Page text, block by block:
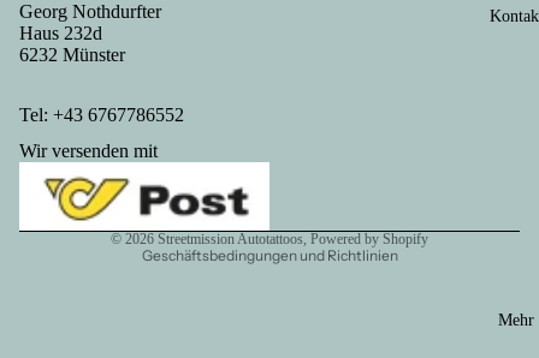
Mehr
Georg Nothdurfter
Haus 232d
6232 Münster
Tel: +43 6767786552
Wir versenden mit
© 2026 Streetmission Autotattoos, Powered by Shopify
Geschäftsbedingungen und Richtlinien
Datenschutzerklärung
AGB
Versand
Impressum
Widerrufsrecht